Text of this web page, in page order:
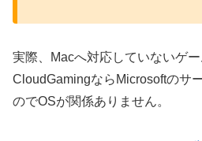
実際、Macへ対応していないゲー
CloudGamingならMicrosoftのサ
のでOSが関係ありません。